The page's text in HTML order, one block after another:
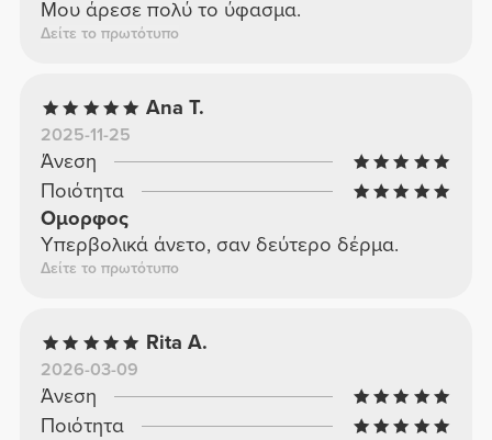
Μου άρεσε πολύ το ύφασμα.
Δείτε το πρωτότυπο
Ana T.
2025-11-25
Άνεση
Ποιότητα
Ομορφος
Υπερβολικά άνετο, σαν δεύτερο δέρμα.
Δείτε το πρωτότυπο
Rita A.
2026-03-09
Άνεση
Ποιότητα